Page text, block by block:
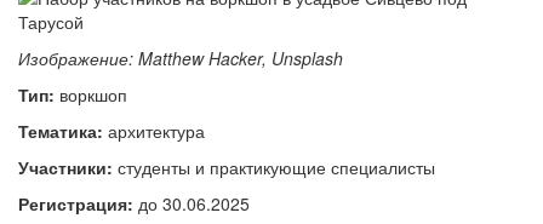
Изображение: Matthew Hacker, Unsplash
Тип: воркшоп
Тематика: архитектура
Участники: студенты и практикующие специалисты
Регистрация: до 30.06.2025